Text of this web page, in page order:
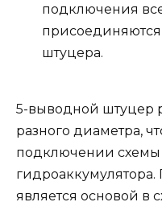
подключения
штуцера.
5-выводной штуцер
разного диаметра,
подключении схемы
является основой в